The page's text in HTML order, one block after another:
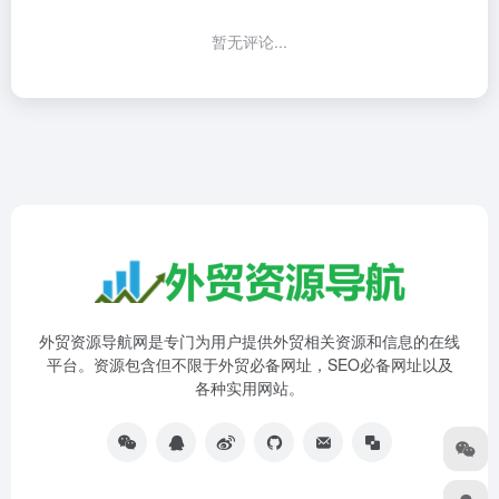
暂无评论...
外贸资源导航网是专门为用户提供外贸相关资源和信息的在线
平台。资源包含但不限于外贸必备网址，SEO必备网址以及
各种实用网站。